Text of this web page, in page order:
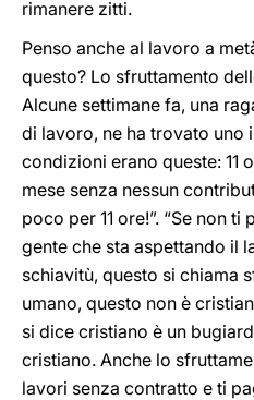
rimanere zitti.
Penso anche al lavoro a
questo? Lo sfruttamento
Alcune settimane fa, una
di lavoro, ne ha trovato uno
condizioni erano queste: 11
mese senza nessun
poco per 11 ore!”. “Se non
gente che sta aspettando il
schiavitù, questo si chiama
umano, questo non è
si dice cristiano è un
cristiano. Anche lo
lavori senza contratto e ti